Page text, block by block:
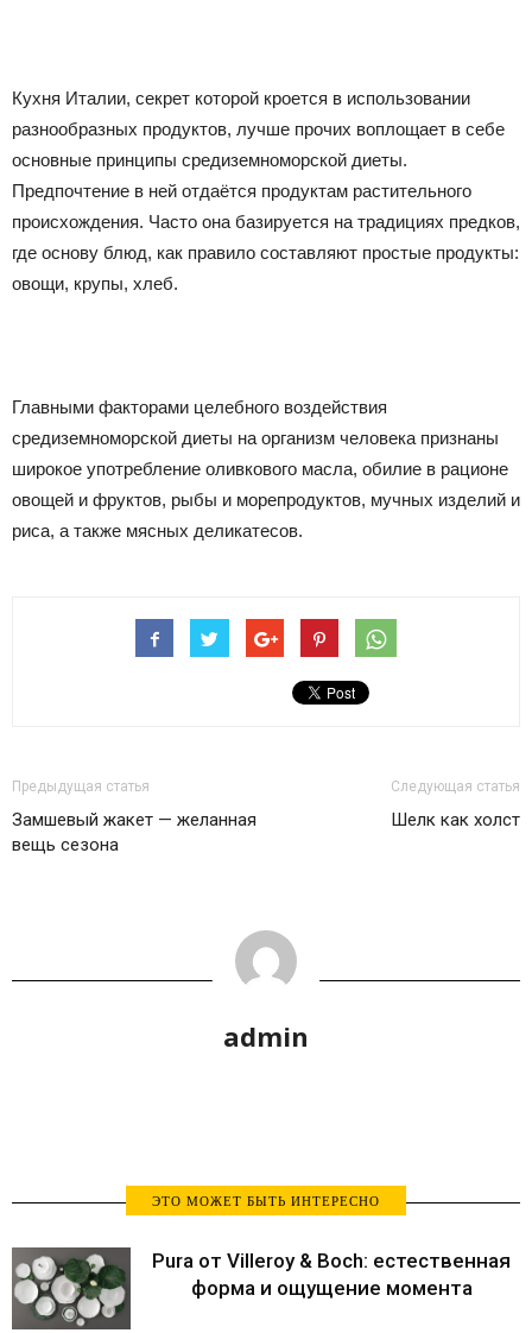
Кухня Италии, секрет которой кроется в использовании
разнообразных продуктов, лучше прочих воплощает в себе
основные принципы средиземноморской диеты.
Предпочтение в ней отдаётся продуктам растительного
происхождения. Часто она базируется на традициях предков,
где основу блюд, как правило составляют простые продукты:
овощи, крупы, хлеб.
Главными факторами целебного воздействия
средиземноморской диеты на организм человека признаны
широкое употребление оливкового масла, обилие в рационе
овощей и фруктов, рыбы и морепродуктов, мучных изделий и
риса, а также мясных деликатесов.
Предыдущая статья
Замшевый жакет — желанная
вещь сезона
Следующая статья
Шелк как холст
admin
ЭТО МОЖЕТ БЫТЬ ИНТЕРЕСНО
Pura от Villeroy & Boch: естественная
форма и ощущение момента